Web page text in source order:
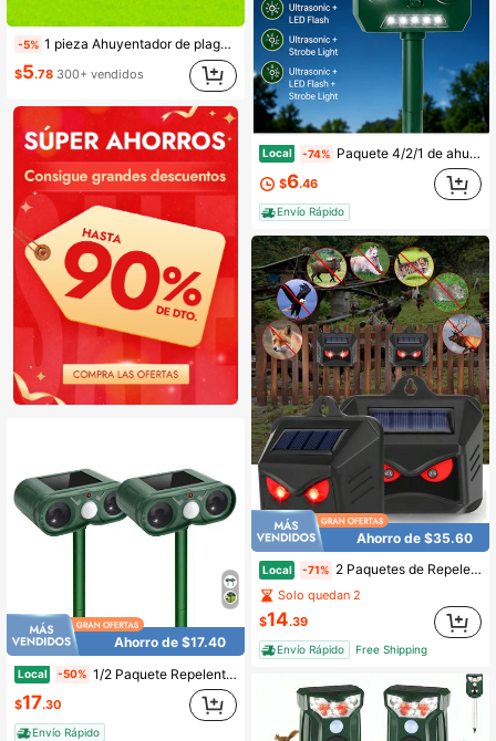
-5% 1 pieza Ahuyentador de plagas solar ultrasónico, dispositivo impermeable de disuasión de animales, insectos, topos, serpientes y pájaros para jardín y granja
$5.78 300+ vendidos
Ahorro de $17.40
Local -50% 1/2 Paquete Repelente Ultrasónico Solar a Prueba de Agua con Doble Trompeta, Dispositivo Disuasorio de Vida Silvestre para Exteriores, Repele Eficazmente Gatos, Ciervos, Ardillas, Conejos, Mapaches & Zorrillos, Equipo de Control de Plagas Solar para Protección de Propiedades de Patio y Jardín
$17.30
Envío Rápido
Local -74% Paquete 4/2/1 de ahuyentadores de animales, ahuyentador de ciervos con tecnología sónica, ahuyentador de animales con energía solar y detección de movimiento, ahuyentador de zorros, mapaches, ardillas y zorrillos, ahuyentador ultrasónico de animales para jardín, clasificación IP43 para exteriores.
$6.46
Envío Rápido
Ahorro de $35.60
Local -71% 2 Paquetes de Repelente de Animales Solar Ultrasónico Nocturno a Prueba de Agua con Sensor de Movimiento para Zorrillos, Ciervos, Coyotes, Mapaches, Gatos, Jardín, Patio, Granja
Solo quedan 2
$14.39
Envío Rápido Free Shipping